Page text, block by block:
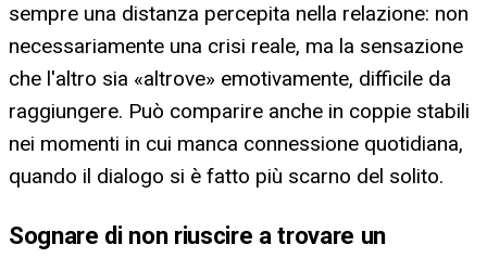
sempre una distanza percepita nella relazione: non
necessariamente una crisi reale, ma la sensazione
che l'altro sia «altrove» emotivamente, difficile da
raggiungere. Può comparire anche in coppie stabili
nei momenti in cui manca connessione quotidiana,
quando il dialogo si è fatto più scarno del solito.
Sognare di non riuscire a trovare un